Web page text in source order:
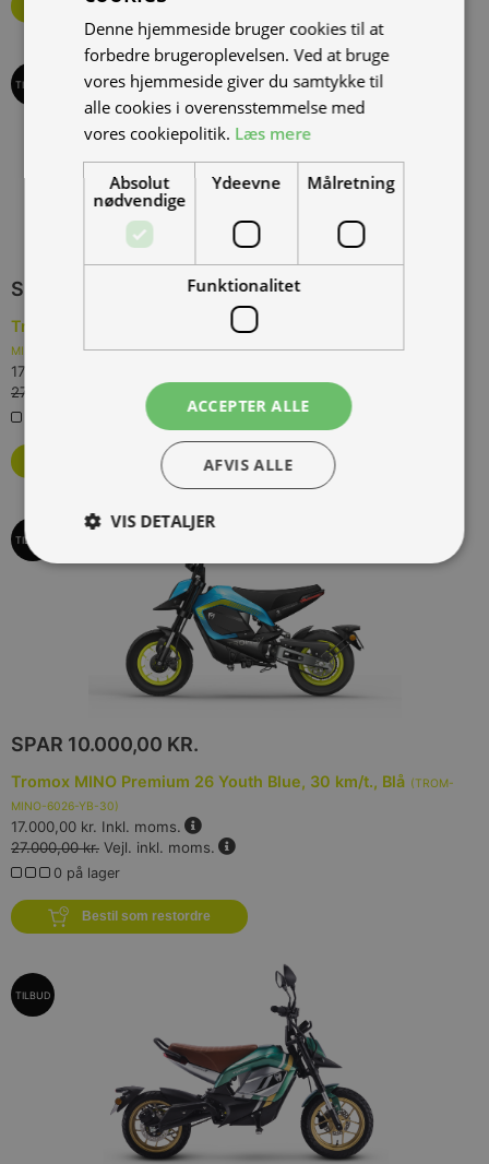
Bestil som restordre
TILBUD
SPAR 10.000,00 KR.
Tromox MINO Premium 26 Youth Blue, 45 km/t., Blå
MINO-6026-YB-45)
17.000,00 kr.
27.000,00 kr.
Vejl. inkl. moms.
Bestil som restordre
TILBUD
SPAR 10.000,00 KR.
Tromox MINO Premium 26 Youth Blue, 30 km/t., Blå (TROM-
MINO-6026-YB-30)
17.000,00 kr. Inkl. moms.
27.000,00 kr. Vejl. inkl. moms.
0 på lager
Bestil som restordre
TILBUD
Denne hjemmeside bruger cookies til at
forbedre brugeroplevelsen. Ved at bruge
vores hjemmeside giver du samtykke til
alle cookies i overensstemmelse med
vores cookiepolitik. Læs mere
Absolut
nødvendige
Ydeevne Målretning
Funktionalitet
ACCEPTER ALLE
AFVIS ALLE
VIS DETALJER